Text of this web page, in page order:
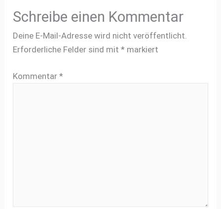
Schreibe einen Kommentar
Deine E-Mail-Adresse wird nicht veröffentlicht.
Erforderliche Felder sind mit* markiert
Kommentar*